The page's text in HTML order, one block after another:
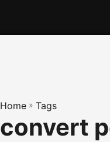
Home » Tags
convert